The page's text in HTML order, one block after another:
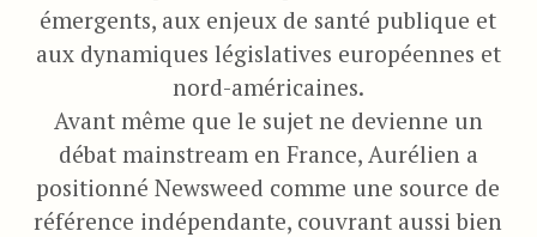
émergents, aux enjeux de santé publique et
aux dynamiques législatives européennes et
nord-américaines.
Avant même que le sujet ne devienne un
débat mainstream en France, Aurélien a
positionné Newsweed comme une source de
référence indépendante, couvrant aussi bien